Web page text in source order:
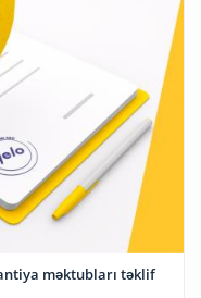
məktubları təklif